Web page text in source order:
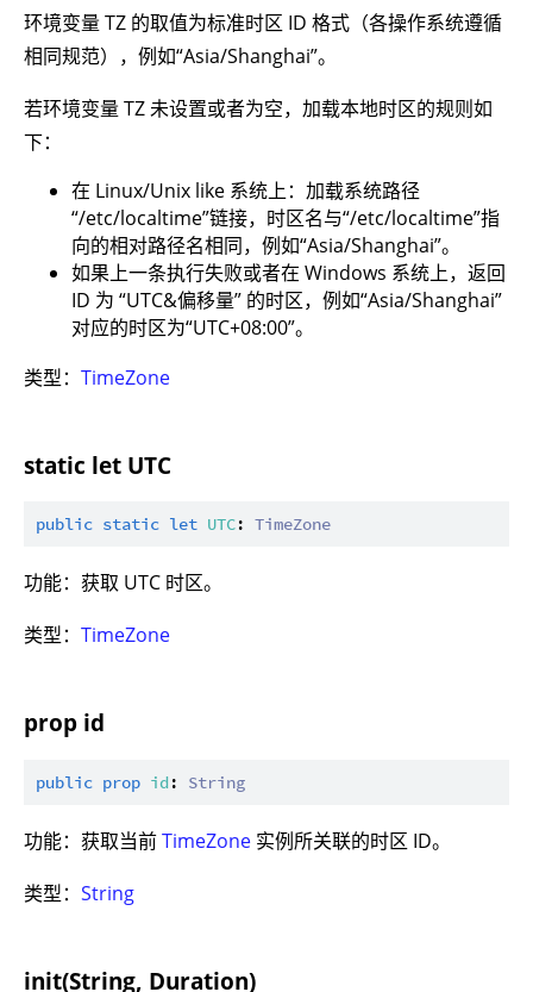
环境变量 TZ 的取值为标准时区 ID 格式（各操作系统遵循
相同规范），例如“Asia/Shanghai”。
若环境变量 TZ 未设置或者为空，加载本地时区的规则如
下：
在 Linux/Unix like 系统上：加载系统路径
“/etc/localtime”链接，时区名与“/etc/localtime”指
向的相对路径名相同，例如“Asia/Shanghai”。
如果上一条执行失败或者在 Windows 系统上，返回
ID 为 “UTC&偏移量” 的时区，例如“Asia/Shanghai”
对应的时区为“UTC+08:00”。
类型： TimeZone
static let UTC
public static let UTC: TimeZone
功能：获取 UTC 时区。
类型： TimeZone
prop id
public prop id: String
功能：获取当前TimeZone 实例所关联的时区 ID。
类型： String
init(String, Duration)